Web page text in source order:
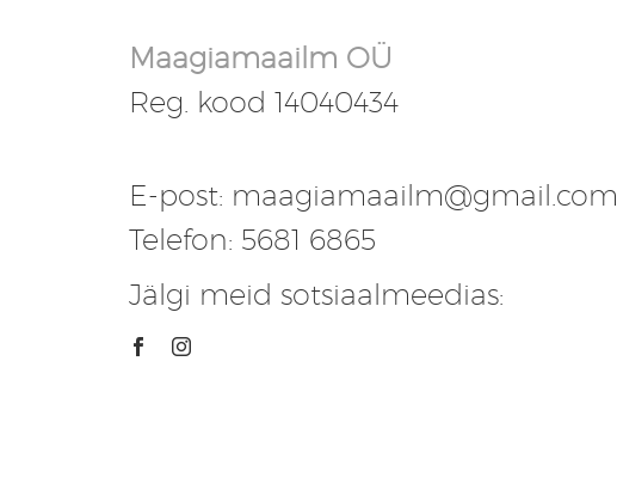
Maagiamaailm OÜ
Reg. kood 14040434
E-post: maagiamaailm@gmail.com
Telefon: 5681 6865
Jälgi meid sotsiaalmeedias: